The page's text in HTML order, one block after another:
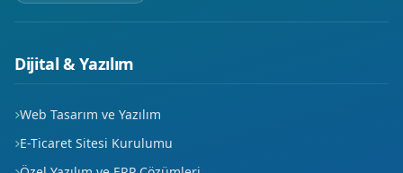
Dijital & Yazılım
Web Tasarım ve Yazılım
E-Ticaret Sitesi Kurulumu